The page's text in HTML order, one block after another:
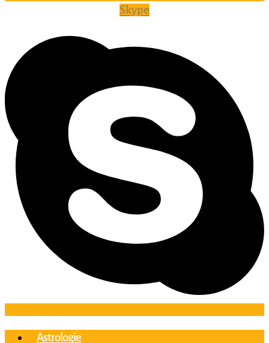
Skype
Astrologie